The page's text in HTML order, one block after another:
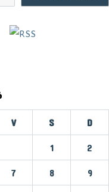
V S D
1 2
7 8 9